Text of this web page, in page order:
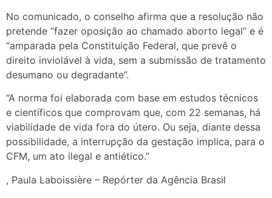
No comunicado, o conselho afirma que a resolução não
pretende “fazer oposição ao chamado aborto legal” e é
“amparada pela Constituição Federal, que prevê o
direito inviolável à vida, sem a submissão de tratamento
desumano ou degradante”.
“A norma foi elaborada com base em estudos técnicos
e científicos que comprovam que, com 22 semanas, há
viabilidade de vida fora do útero. Ou seja, diante dessa
possibilidade, a interrupção da gestação implica, para o
CFM, um ato ilegal e antiético.”
, Paula Laboissière – Repórter da Agência Brasil